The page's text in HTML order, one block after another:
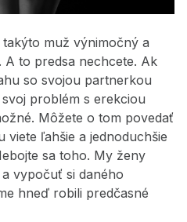
muž výnimočný a
A to predsa nechcete. Ak
so svojou partnerkou
problém s erekciou
Môžete o tom povedať
viete ľahšie a jednoduchšie
sa toho. My ženy
vypočuť si daného
hneď robili predčasné